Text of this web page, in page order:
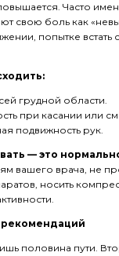
Часто
свою боль как
попытке встать
грудной области.
при касании или
подвижность рук.
— это
вашего врача, не
носить
половина пути.